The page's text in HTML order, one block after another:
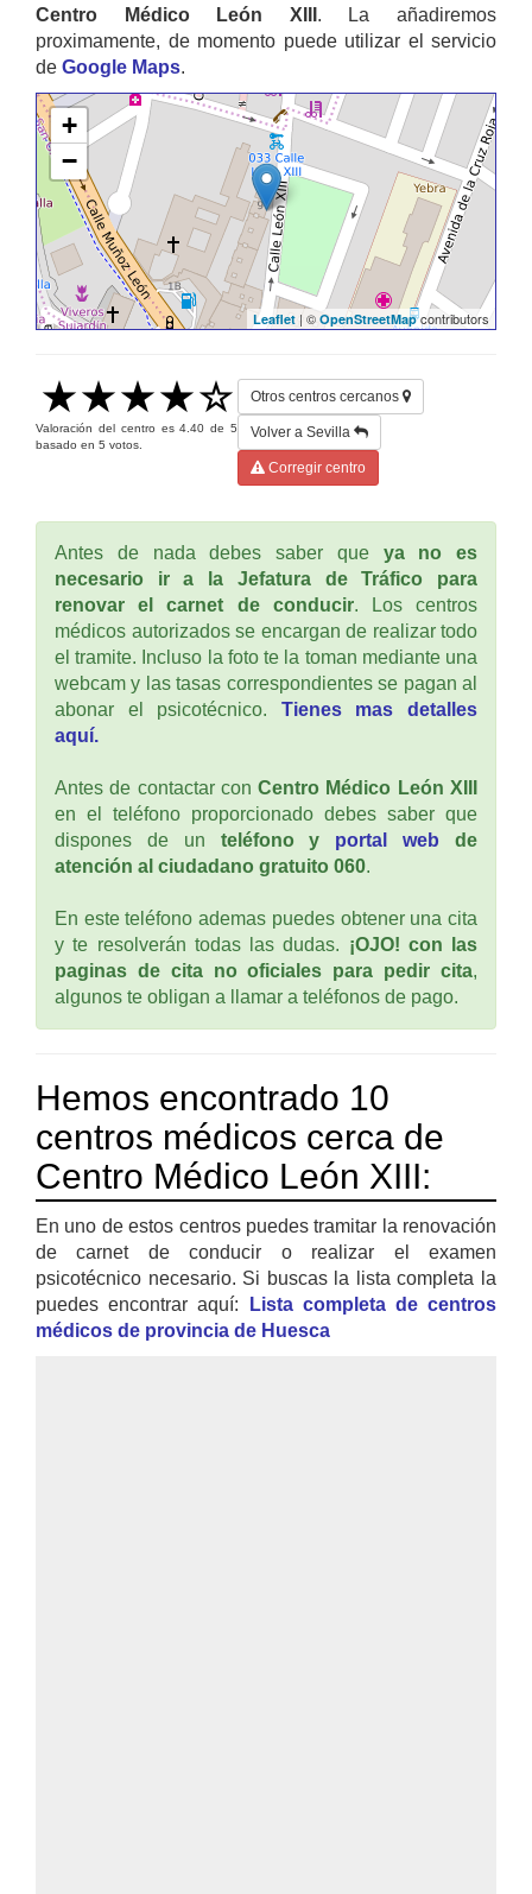
Centro Médico León XIII . La añadiremos
proximamente, de momento puede utilizar el servicio
de Google Maps.
+
−
Leaflet | © OpenStreetMapcontributors
Valoración del centro es4.40 de5
basado en 5 votos.
Otros centros cercanos
Volver a Sevilla
Corregir centro
Antes de nada debes saber que ya no es
necesario ir a la Jefatura de Tráfico para
renovar el carnet de conducir. Los centros
médicos autorizados se encargan de realizar todo
el tramite. Incluso la foto te la toman mediante una
webcam y las tasas correspondientes se pagan al
abonar el psicotécnico. Tienes mas detalles
aquí.
Antes de contactar conCentro Médico León XIII
en el teléfono proporcionado debes saber que
dispones de un teléfono y portal web de
atención al ciudadano gratuito 060.
En este teléfono ademas puedes obtener una cita
y te resolverán todas las dudas. ¡OJO! con las
paginas de cita no oficiales para pedir cita,
algunos te obligan a llamar a teléfonos de pago.
Hemos encontrado 10
centros médicos cerca de
Centro Médico León XIII:
En uno de estos centros puedes tramitar la renovación
de carnet de conducir o realizar el examen
psicotécnico necesario. Si buscas la lista completa la
puedes encontrar aquí:
Lista completa de centros
médicos de provincia de Huesca